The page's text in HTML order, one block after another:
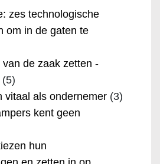
zes technologische
om in de gaten te
de zaak zetten -
(5)
vitaal als ondernemer (3)
kent geen
hun